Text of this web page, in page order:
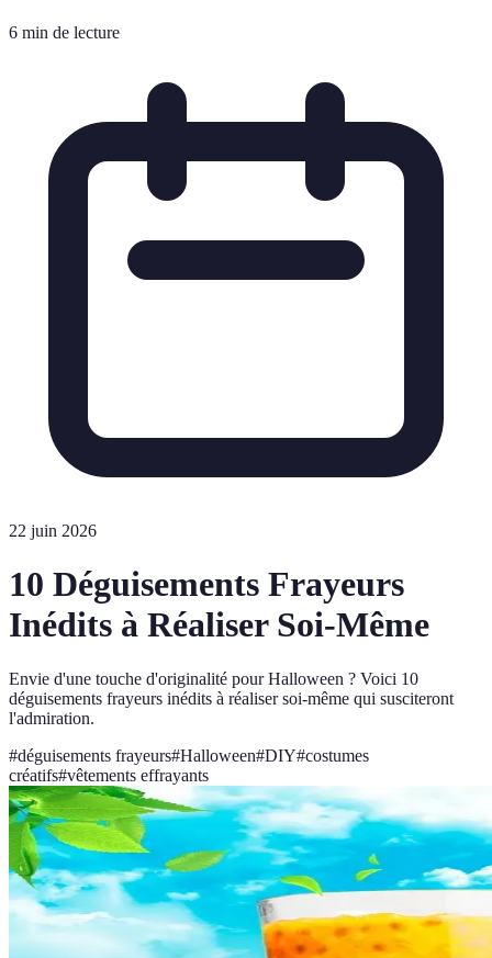
6 min de lecture
22 juin 2026
10 Déguisements Frayeurs
Inédits à Réaliser Soi-Même
Envie d'une touche d'originalité pour Halloween ? Voici 10
déguisements frayeurs inédits à réaliser soi-même qui susciteront
l'admiration.
#déguisements frayeurs#Halloween#DIY#costumes
créatifs#vêtements effrayants